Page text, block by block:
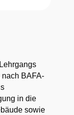
BAFA-
in die
sowie